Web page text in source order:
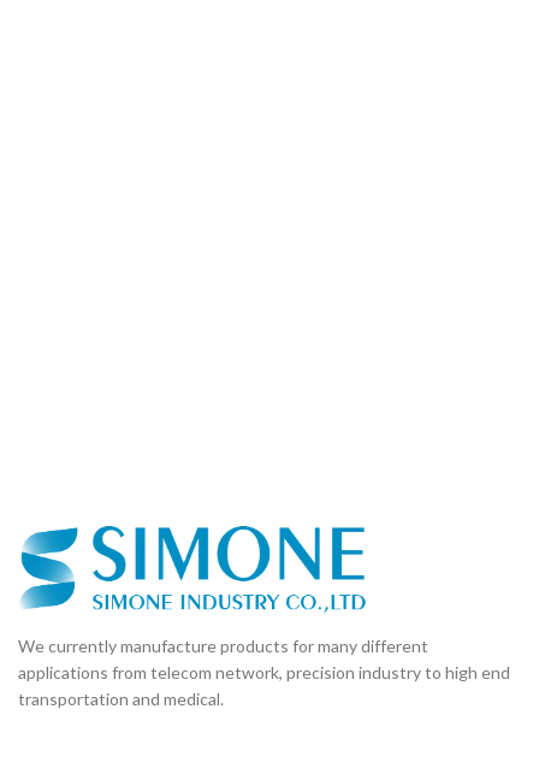
We currently manufacture products for many different
applications from telecom network, precision industry to high end
transportation and medical.